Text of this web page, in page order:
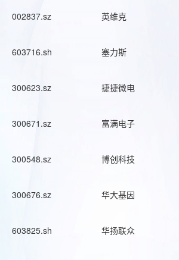
002837.sz 英维克
603716.sh 塞力斯
300623.sz 捷捷微电
300671.sz 富满电子
300548.sz 博创科技
300676.sz 华大基因
603825.sh 华扬联众